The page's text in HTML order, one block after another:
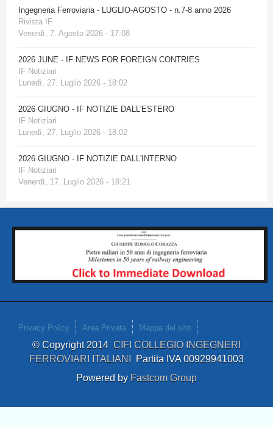
Ingegneria Ferroviaria - LUGLIO-AGOSTO - n.7-8 anno 2026
Rivista IF
Venerdì, 7. Agosto 2026 - 17:08
2026 JUNE - IF NEWS FOR FOREIGN CONTRIES
IF Notiziari
Lunedì, 27. Luglio 2026 - 18:02
2026 GIUGNO - IF NOTIZIE DALL'ESTERO
IF Notiziari
Lunedì, 27. Luglio 2026 - 18:02
2026 GIUGNO - IF NOTIZIE DALL'INTERNO
IF Notiziari
Venerdì, 17. Luglio 2026 - 18:21
Privacy Policy Area Privata Mappa del sito
© Copyright 2014 CIFI COLLEGIO INGEGNERI
FERROVIARI ITALIANI Partita IVA 00929941003
Powered by Fastcom Group